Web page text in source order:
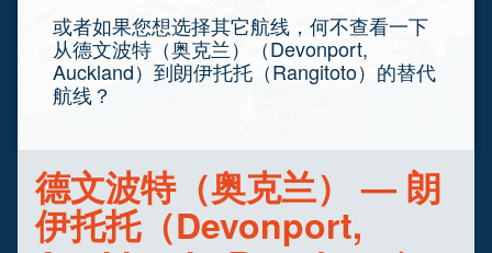
或者如果您想选择其它航线，何不查看一下
从德文波特（奥克兰）（Devonport,
Auckland）到朗伊托托（Rangitoto）的替代
航线？
德文波特（奥克兰） — 朗
伊托托（Devonport,